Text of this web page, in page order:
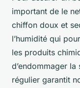
important de le
chiffon doux et
l’humidité qui
les produits
d’endommager
régulier garantit